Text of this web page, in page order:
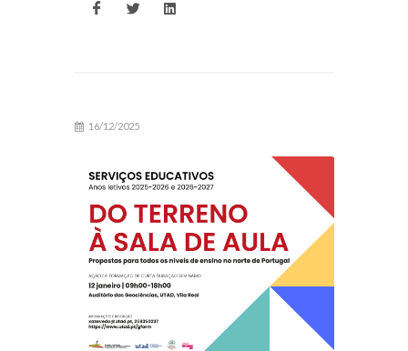
16/12/2025